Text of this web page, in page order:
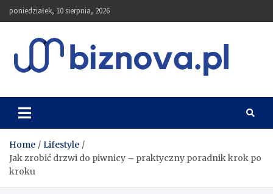
to
poniedziałek, 10 sierpnia, 2026
Biznova.pl
Home
Lifestyle
Jak zrobić drzwi do piwnicy – praktyczny poradnik krok po
kroku